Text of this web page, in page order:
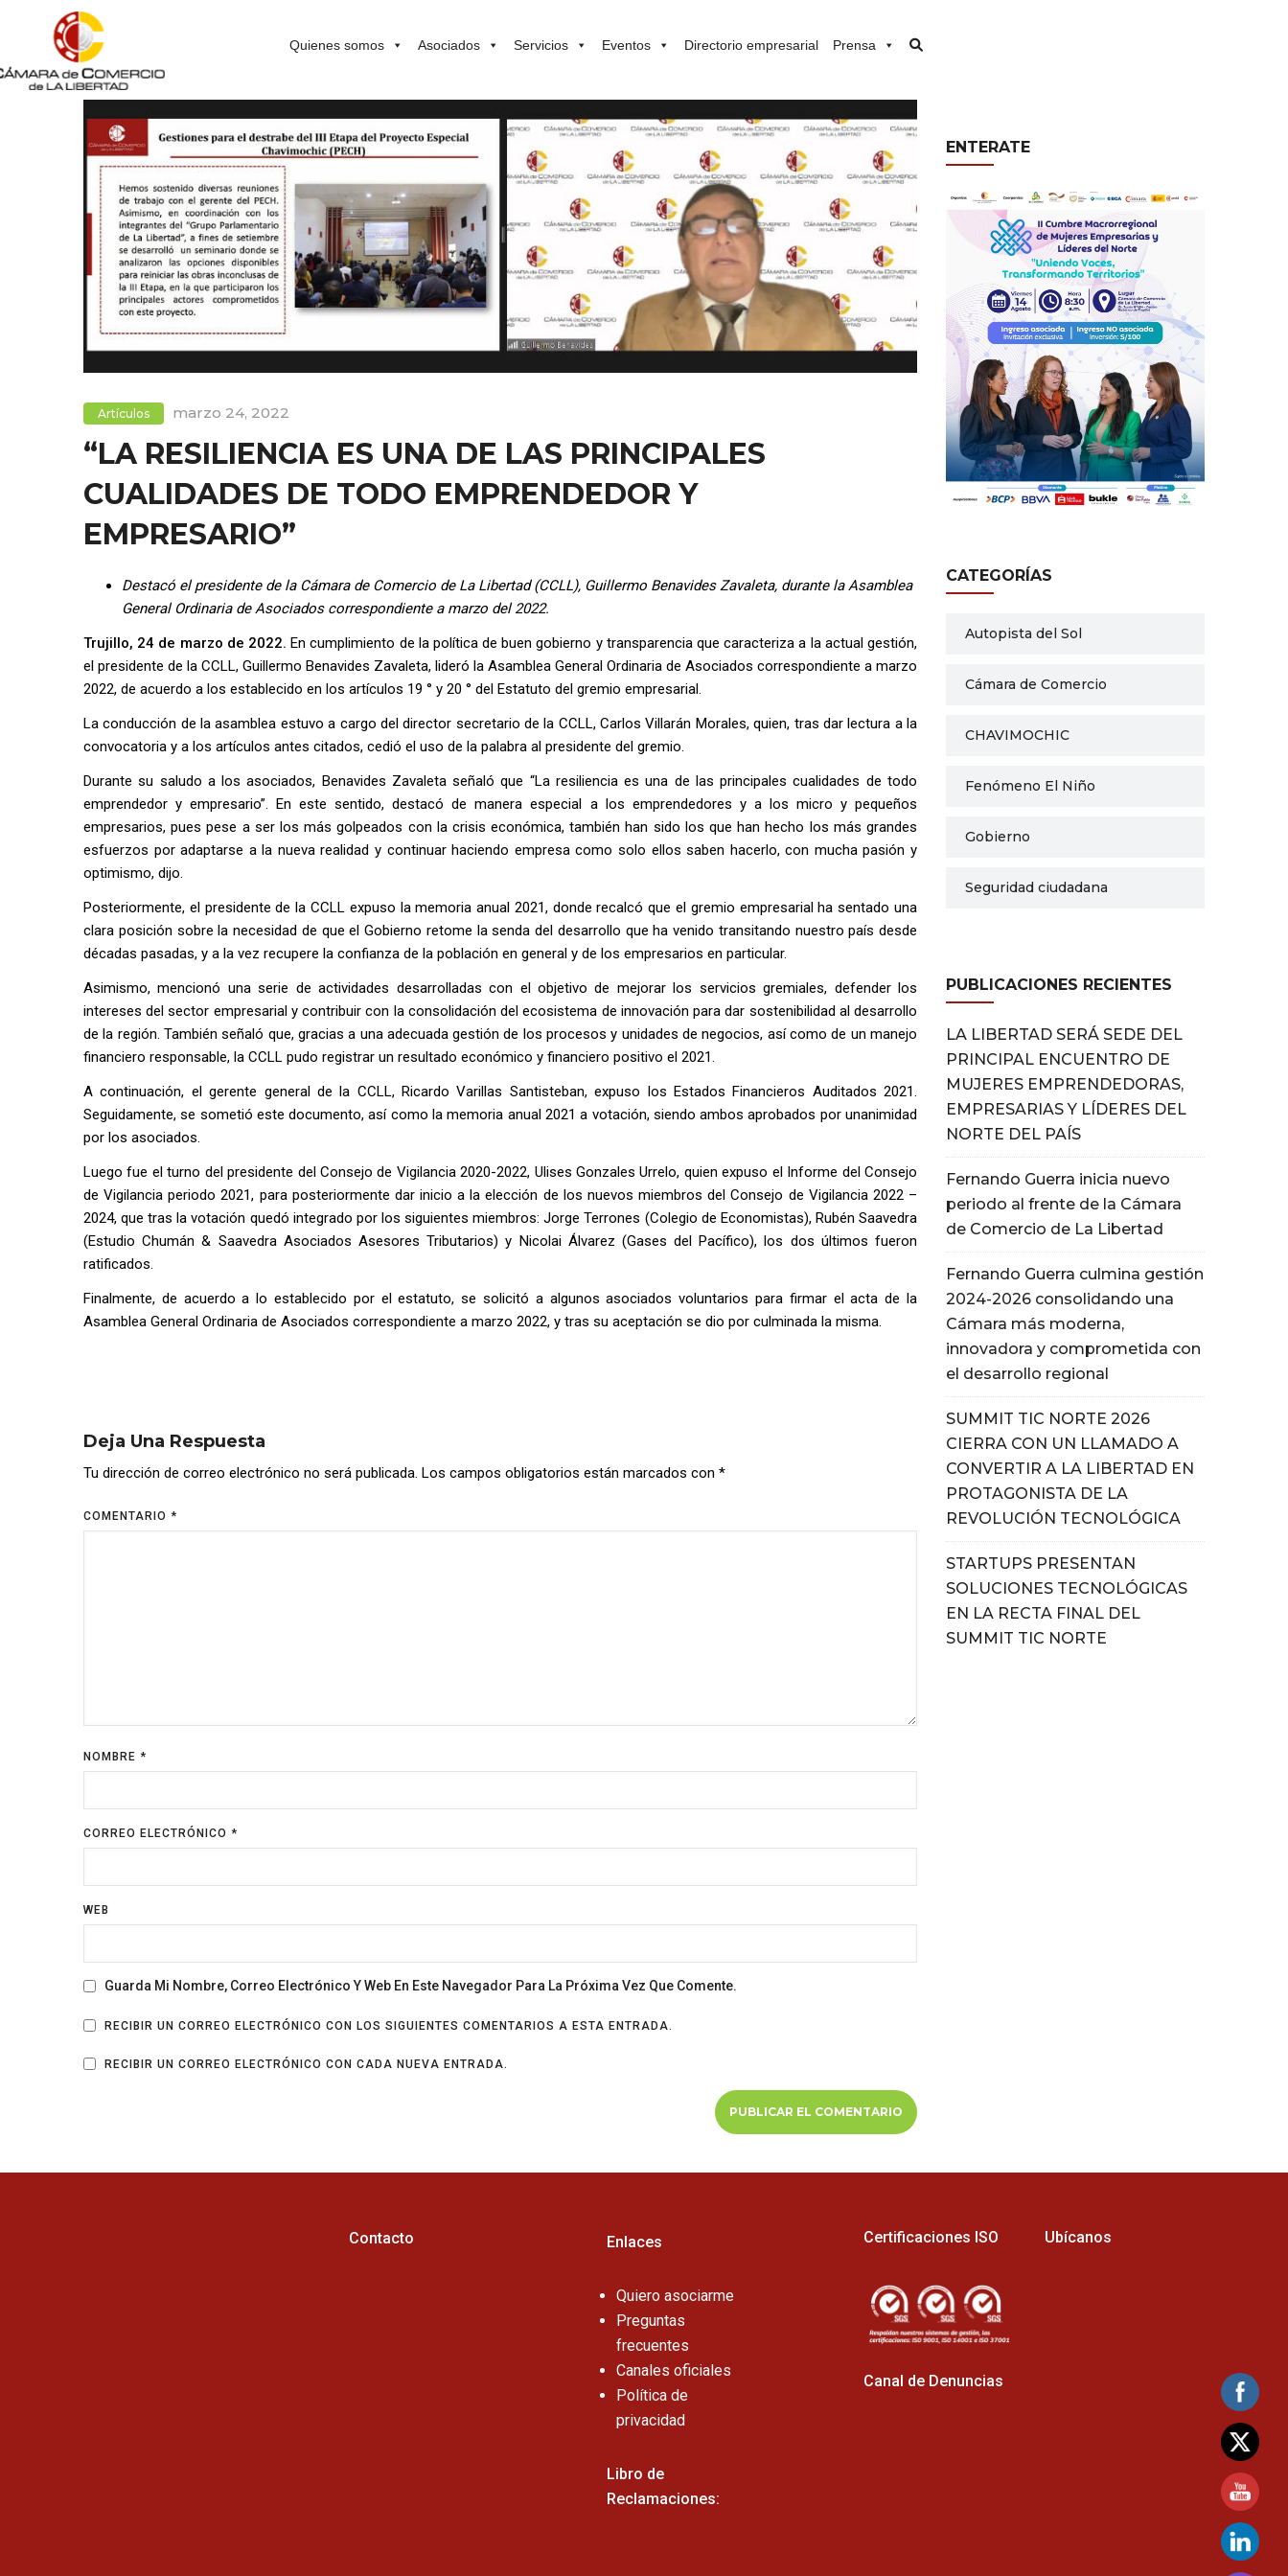
Quienes somos Asociados Servicios Eventos Directorio empresarial Prensa
Artículos marzo 24, 2022
“LA RESILIENCIA ES UNA DE LAS PRINCIPALES
CUALIDADES DE TODO EMPRENDEDOR Y
EMPRESARIO”
Destacó el presidente de la Cámara de Comercio de La Libertad (CCLL), Guillermo Benavides Zavaleta, durante la Asamblea
General Ordinaria de Asociados correspondiente a marzo del 2022.
Trujillo, 24 de marzo de 2022.En cumplimiento de la política de buen gobierno y transparencia que caracteriza a la actual gestión,
el presidente de la CCLL, Guillermo Benavides Zavaleta, lideró la Asamblea General Ordinaria de Asociados correspondiente a marzo
2022, de acuerdo a los establecido en los artículos 19 ° y 20 ° del Estatuto del gremio empresarial.
La conducción de la asamblea estuvo a cargo del director secretario de la CCLL, Carlos Villarán Morales, quien, tras dar lectura a la
convocatoria y a los artículos antes citados, cedió el uso de la palabra al presidente del gremio.
Durante su saludo a los asociados, Benavides Zavaleta señaló que “La resiliencia es una de las principales cualidades de todo
emprendedor y empresario”. En este sentido, destacó de manera especial a los emprendedores y a los micro y pequeños
empresarios, pues pese a ser los más golpeados con la crisis económica, también han sido los que han hecho los más grandes
esfuerzos por adaptarse a la nueva realidad y continuar haciendo empresa como solo ellos saben hacerlo, con mucha pasión y
optimismo, dijo.
Posteriormente, el presidente de la CCLL expuso la memoria anual 2021, donde recalcó que el gremio empresarial ha sentado una
clara posición sobre la necesidad de que el Gobierno retome la senda del desarrollo que ha venido transitando nuestro país desde
décadas pasadas, y a la vez recupere la confianza de la población en general y de los empresarios en particular.
Asimismo, mencionó una serie de actividades desarrolladas con el objetivo de mejorar los servicios gremiales, defender los
intereses del sector empresarial y contribuir con la consolidación del ecosistema de innovación para dar sostenibilidad al desarrollo
de la región. También señaló que, gracias a una adecuada gestión de los procesos y unidades de negocios, así como de un manejo
financiero responsable, la CCLL pudo registrar un resultado económico y financiero positivo el 2021.
A continuación, el gerente general de la CCLL, Ricardo Varillas Santisteban, expuso los Estados Financieros Auditados 2021.
Seguidamente, se sometió este documento, así como la memoria anual 2021 a votación, siendo ambos aprobados por unanimidad
por los asociados.
Luego fue el turno del presidente del Consejo de Vigilancia 2020-2022, Ulises Gonzales Urrelo, quien expuso el Informe del Consejo
de Vigilancia periodo 2021, para posteriormente dar inicio a la elección de los nuevos miembros del Consejo de Vigilancia 2022 –
2024, que tras la votación quedó integrado por los siguientes miembros: Jorge Terrones (Colegio de Economistas), Rubén Saavedra
(Estudio Chumán & Saavedra Asociados Asesores Tributarios) y Nicolai Álvarez (Gases del Pacífico), los dos últimos fueron
ratificados.
Finalmente, de acuerdo a lo establecido por el estatuto, se solicitó a algunos asociados voluntarios para firmar el acta de la
Asamblea General Ordinaria de Asociados correspondiente a marzo 2022, y tras su aceptación se dio por culminada la misma.
Deja Una Respuesta
Tu dirección de correo electrónico no será publicada. Los campos obligatorios están marcados con *
COMENTARIO *
NOMBRE *
CORREO ELECTRÓNICO *
WEB
Guarda Mi Nombre, Correo Electrónico Y Web En Este Navegador Para La Próxima Vez Que Comente.
RECIBIR UN CORREO ELECTRÓNICO CON LOS SIGUIENTES COMENTARIOS A ESTA ENTRADA.
RECIBIR UN CORREO ELECTRÓNICO CON CADA NUEVA ENTRADA.
ENTERATE
CATEGORÍAS
Autopista del Sol
Cámara de Comercio
CHAVIMOCHIC
Fenómeno El Niño
Gobierno
Seguridad ciudadana
PUBLICACIONES RECIENTES
LA LIBERTAD SERÁ SEDE DEL
PRINCIPAL ENCUENTRO DE
MUJERES EMPRENDEDORAS,
EMPRESARIAS Y LÍDERES DEL
NORTE DEL PAÍS
Fernando Guerra inicia nuevo
periodo al frente de la Cámara
de Comercio de La Libertad
Fernando Guerra culmina gestión
2024-2026 consolidando una
Cámara más moderna,
innovadora y comprometida con
el desarrollo regional
SUMMIT TIC NORTE 2026
CIERRA CON UN LLAMADO A
CONVERTIR A LA LIBERTAD EN
PROTAGONISTA DE LA
REVOLUCIÓN TECNOLÓGICA
STARTUPS PRESENTAN
SOLUCIONES TECNOLÓGICAS
EN LA RECTA FINAL DEL
SUMMIT TIC NORTE
Contacto Enlaces
Quiero asociarme
Preguntas
frecuentes
Canales oficiales
Política de
privacidad
Libro de
Reclamaciones:
Certificaciones ISO
Canal de Denuncias
Ubícanos